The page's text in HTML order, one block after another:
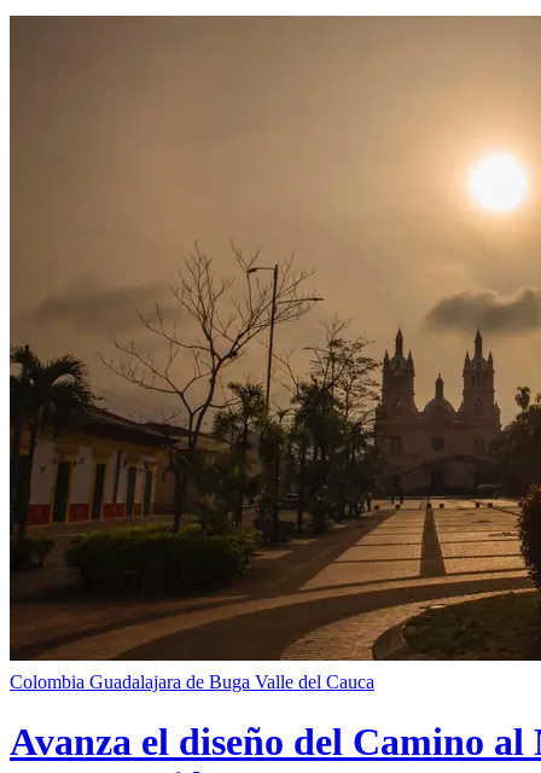
Colombia Guadalajara de Buga Valle del Cauca
Avanza el diseño del Camino